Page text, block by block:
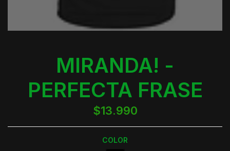
MIRANDA! -
PERFECTA FRASE
$13.990
COLOR